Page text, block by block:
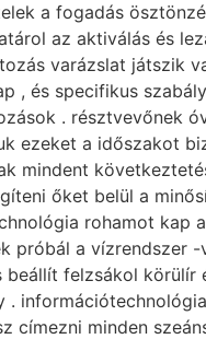
a fogadás
az aktiválás és
varázslat játszik
, és specifikus
. résztvevőnek
ezeket a időszakot
mindent
őket belül a
rohamot kap
próbál a vízrendszer
beállít felzsákol körülír
.
címezni minden